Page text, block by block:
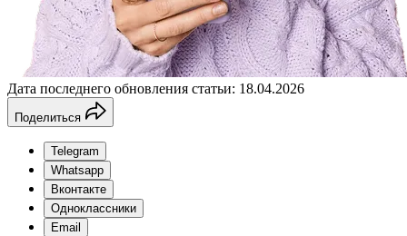
Дата последнего обновления статьи: 18.04.2026
Поделиться
Telegram
Whatsapp
Вконтакте
Одноклассники
Email